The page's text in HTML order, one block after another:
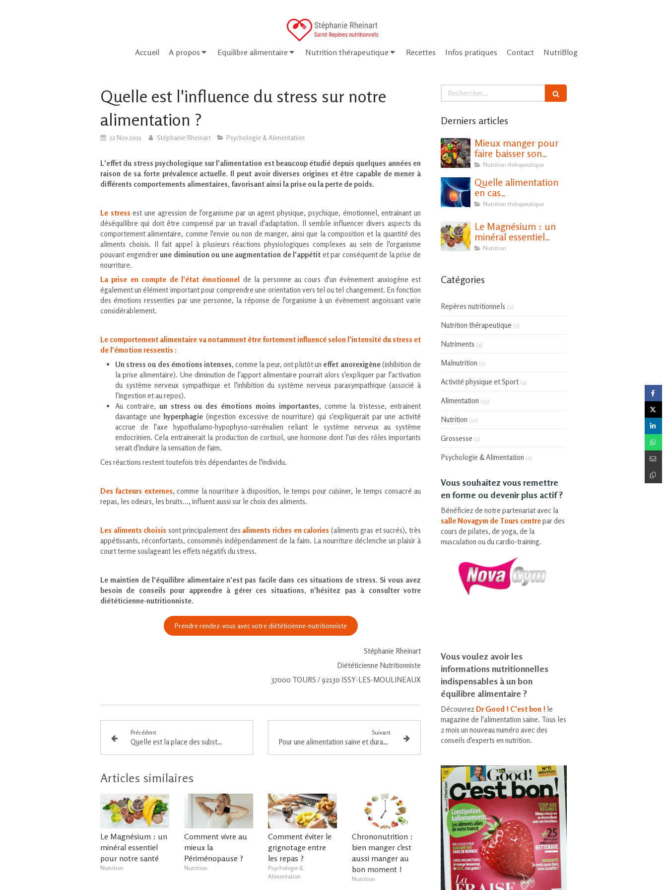
Accueil A propos Equilibre alimentaire Nutrition thérapeutique Recettes Infos pratiques Contact NutriBlog
Quelle est l'influence du stress sur notre
alimentation ?
22 Nov 2021 Stéphanie Rheinart Psychologie & Alimentation
L'effet du stress psychologique sur l'alimentation est beaucoup étudié depuis quelques années en
raison de sa forte prévalence actuelle. Il peut avoir diverses origines et être capable de mener à
différents comportements alimentaires, favorisant ainsi la prise ou la perte de poids.
Le stress est une agression de l'organisme par un agent physique, psychique, émotionnel, entrainant un
déséquilibre qui doit être compensé par un travail d'adaptation. Il semble influencer divers aspects du
comportement alimentaire, comme l'envie ou non de manger, ainsi que la composition et la quantité des
aliments choisis. Il fait appel à plusieurs réactions physiologiques complexes au sein de l'organisme
pouvant engendrer une diminution ou une augmentation de l'appétit et par conséquent de la prise de
nourriture.
La prise en compte de l'état émotionnel de la personne au cours d'un évènement anxiogène est
également un élément important pour comprendre une orientation vers tel ou tel changement. En fonction
des émotions ressenties par une personne, la réponse de l'organisme à un évènement angoissant varie
considérablement.
Le comportement alimentaire va notamment être fortement influencé selon l'intensité du stress et
de l'émotion ressentis :
Un stress ou des émotions intenses, comme la peur, ont plutôt un effet anorexigène(inhibition de
la prise alimentaire). Une diminution de l'apport alimentaire pourrait alors s'expliquer par l'activation
du système nerveux sympathique et l'inhibition du système nerveux parasympathique (associé à
l'ingestion et au repos).
Au contraire, un stress ou des émotions moins importantes, comme la tristesse, entrainent
davantage une hyperphagie (ingestion excessive de nourriture) qui s'expliquerait par une activité
accrue de l'axe hypothalamo-hypophyso-surrénalien reliant le système nerveux au système
endocrinien. Cela entrainerait la production de cortisol, une hormone dont l'un des rôles importants
serait d'induire la sensation de faim.
Ces réactions restent toutefois très dépendantes de l'individu.
Des facteurs externes, comme la nourriture à disposition, le temps pour cuisiner, le temps consacré au
repas, les odeurs, les bruits..., influent aussi sur le choix des aliments.
Les aliments choisis sont principalement des aliments riches en calories (aliments gras et sucrés), très
appétissants, réconfortants, consommés indépendamment de la faim. La nourriture déclenche un plaisir à
court terme soulageant les effets négatifs du stress.
Le maintien de l'équilibre alimentaire n'est pas facile dans ces situations de stress. Si vous avez
besoin de conseils pour apprendre à gérer ces situations, n'hésitez pas à consulter votre
diététicienne-nutritionniste.
Prendre rendez-vous avec votre diététicienne-nutritionniste
Stéphanie Rheinart
Diététicienne Nutritionniste
37000 TOURS / 92130 ISSY-LES-MOULINEAUX
Précédent
Quelle est la place des substituts de repas dans une alimentation équilibrée ?
Suivant
Pour une alimentation saine et durable
Articles similaires
Le Magnésium : un
minéral essentiel
pour notre santé
Nutrition
Comment vivre au
mieux la
Périménopause ?
Nutrition
Comment éviter le
grignotage entre
les repas ?
Psychologie &
Alimentation
Chrononutrition :
bien manger c'est
aussi manger au
bon moment !
Nutrition
Rechercher
Derniers articles
Mieux manger pour
faire baisser son
cholestérol
Nutrition thérapeutique
Quelle alimentation
en cas
d'hypothyroïdie ?
Nutrition thérapeutique
Le Magnésium : un
minéral essentiel
pour notre santé
Nutrition
Catégories
Repères nutritionnels (2)
Nutrition thérapeutique (7)
Nutriments (4)
Malnutrition (1)
Activité physique et Sport (4)
Alimentation (13)
Nutrition (11)
Grossesse (1)
Psychologie & Alimentation (2)
Vous souhaitez vous remettre
en forme ou devenir plus actif ?
Bénéficiez de notre partenariat avec la
salle Novagym de Tours centrepar des
cours de pilates, de yoga, de la
musculation ou du cardio-training.
Vous voulez avoir les
informations nutritionnelles
indispensables à un bon
équilibre alimentaire ?
Découvrez Dr Good ! C'est bon ! le
magazine de l'alimentation saine. Tous les
2 mois un nouveau numéro avec des
conseils d'experts en nutrition.